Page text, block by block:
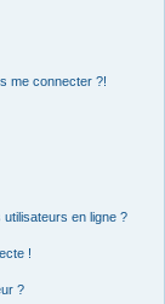
me connecter ?!
utilisateurs en ligne ?
!
?